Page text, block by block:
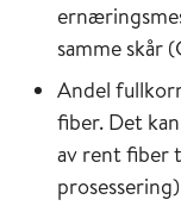
samme skår
Andel
fiber. Det
av rent fiber
prosessering)